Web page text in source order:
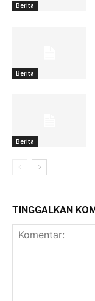
Berita
Berita
Berita
TINGGALKAN